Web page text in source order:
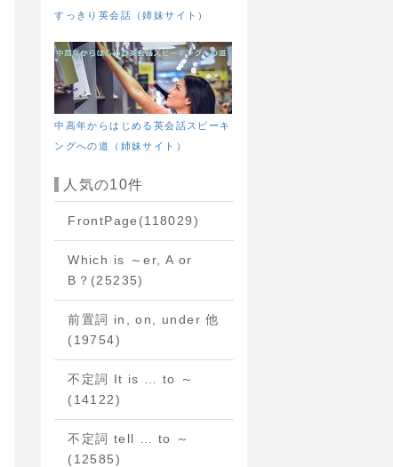
すっきり英会話（姉妹サイト）
中高年からはじめる英会話スピーキ
ングへの道（姉妹サイト）
人気の10件
FrontPage (118029)
Which is ～er, A or
B？ (25235)
前置詞 in, on, under 他
(19754)
不定詞 It is … to ～
(14122)
不定詞 tell … to ～
(12585)